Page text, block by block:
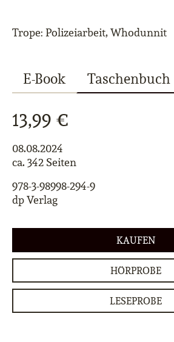
Trope: Polizeiarbeit, Whodunnit
E-Book Taschenbuch
13,99 €
08.08.2024
ca. 342 Seiten
978-3-98998-294-9
dp Verlag
KAUFEN
HÖRPROBE
LESEPROBE